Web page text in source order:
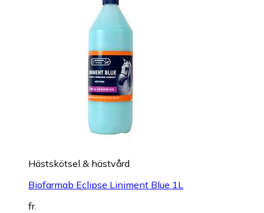
Hästskötsel & hästvård
Biofarmab Eclipse Liniment Blue 1L
fr.